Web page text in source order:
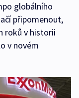
globálního
připomenout,
roků v historii
v novém